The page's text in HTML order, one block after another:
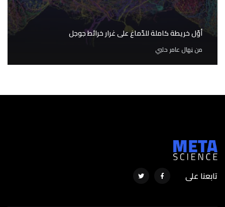
أوّل خريطة كاملة للدّماغ على غرار خرائط جوجل
مننِهال عامر حلبي
تابعنا على